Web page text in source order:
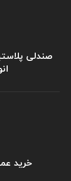
صندلی
خرید